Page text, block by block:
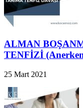
ALMAN
TENFİZİ
25 Mart 2021